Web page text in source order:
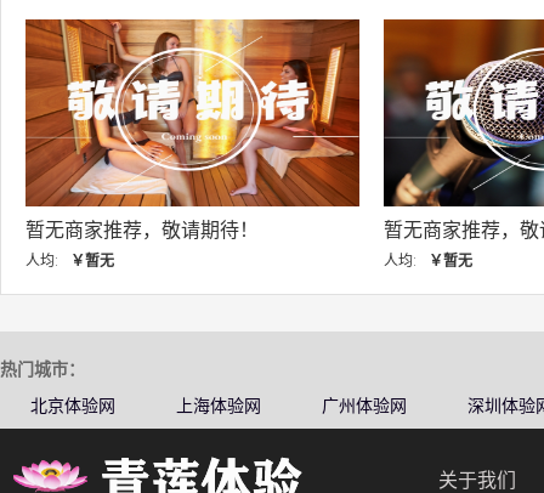
暂无商家推荐，敬请期待！
人均: ￥暂无
暂无商家推荐，敬
人均: ￥暂无
热门城市：
北京体验网
上海体验网 广州体验网 深圳体验
关于我们